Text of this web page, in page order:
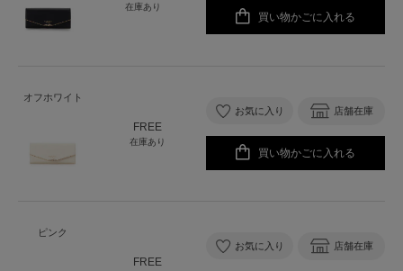
在庫あり
買い物かごに入れる
オフホワイト
FREE
在庫あり
お気に入り 店舗在庫
買い物かごに入れる
ピンク
FREE
お気に入り 店舗在庫